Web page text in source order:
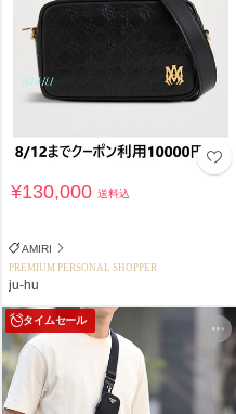
¥130,000送料込
AMIRI
PREMIUM PERSONAL SHOPPER
ju-hu
タイムセール